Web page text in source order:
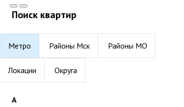
Поиск квартир
Метро Районы Мск Районы МО
Локации Округа
А